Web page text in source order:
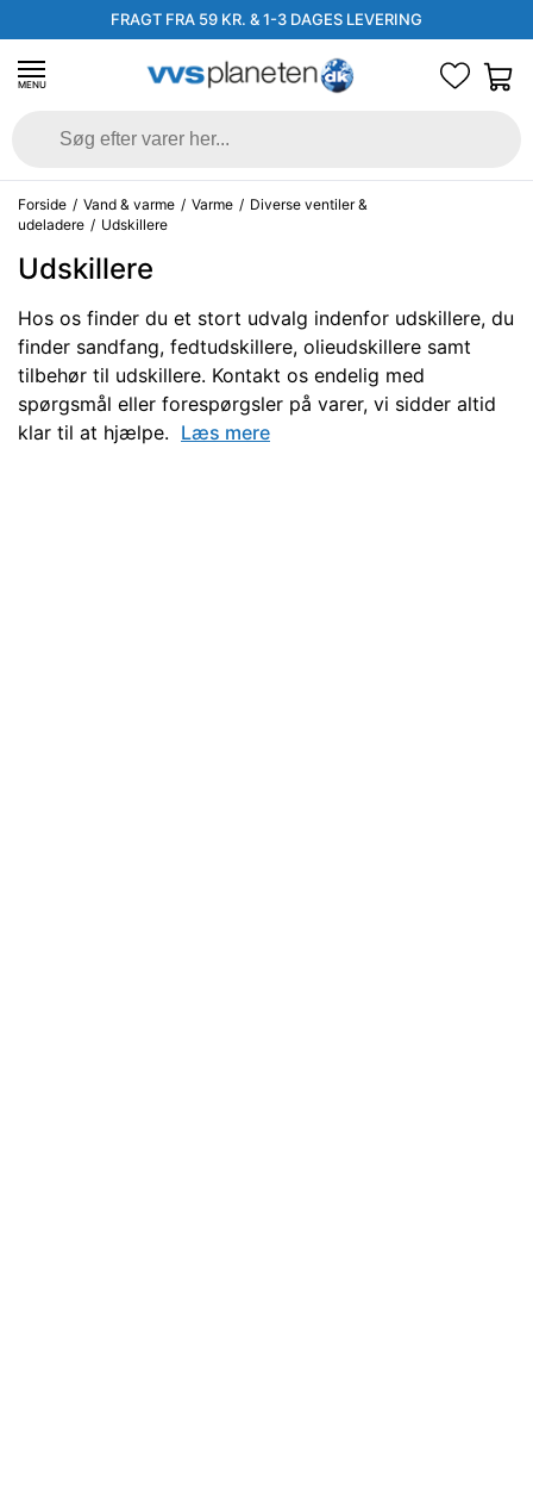
FRAGT FRA 59 KR. & 1-3 DAGES LEVERING
MENU
Forside / Vand & varme / Varme / Diverse ventiler &
udeladere / Udskillere
Udskillere
Hos os finder du et stort udvalg indenfor udskillere, du
finder sandfang, fedtudskillere, olieudskillere samt
tilbehør til udskillere. Kontakt os endelig med
spørgsmål eller forespørgsler på varer, vi sidder altid
klar til at hjælpe. Læs mere